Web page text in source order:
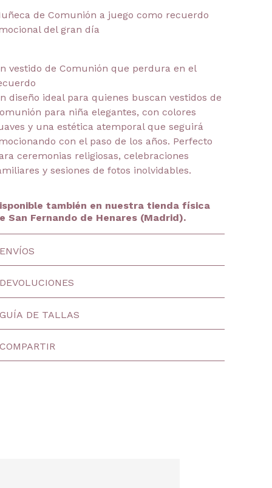
de Comunión a juego como recuerdo
del gran día
vestido de Comunión que perdura en el
diseño ideal para quienes buscan vestidos de
para niña elegantes, con colores
y una estética atemporal que seguirá
con el paso de los años. Perfecto
ceremonias religiosas, celebraciones
y sesiones de fotos inolvidables.
también en nuestra tienda física
San Fernando de Henares (Madrid).
ENVÍOS
DEVOLUCIONES
GUÍA DE TALLAS
COMPARTIR